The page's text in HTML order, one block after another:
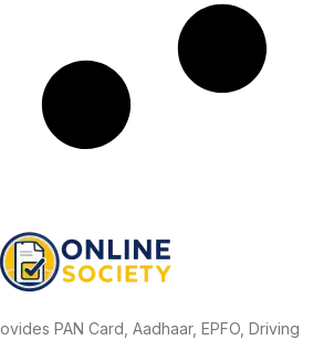
PAN Card, Aadhaar, EPFO, Driving